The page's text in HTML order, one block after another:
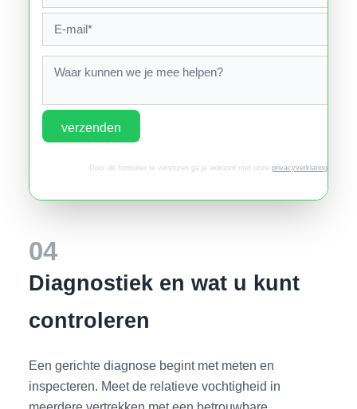
verzenden
Door dit formulier te versturen ga je akkoord met onze privacyverklaring.
04
Diagnostiek en wat u kunt
controleren
Een gerichte diagnose begint met meten en
inspecteren. Meet de relatieve vochtigheid in